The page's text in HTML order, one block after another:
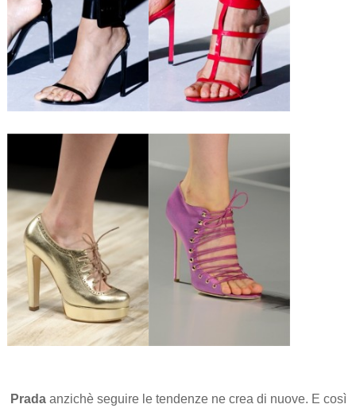
Prada anzichè seguire le tendenze ne crea di nuove. E così